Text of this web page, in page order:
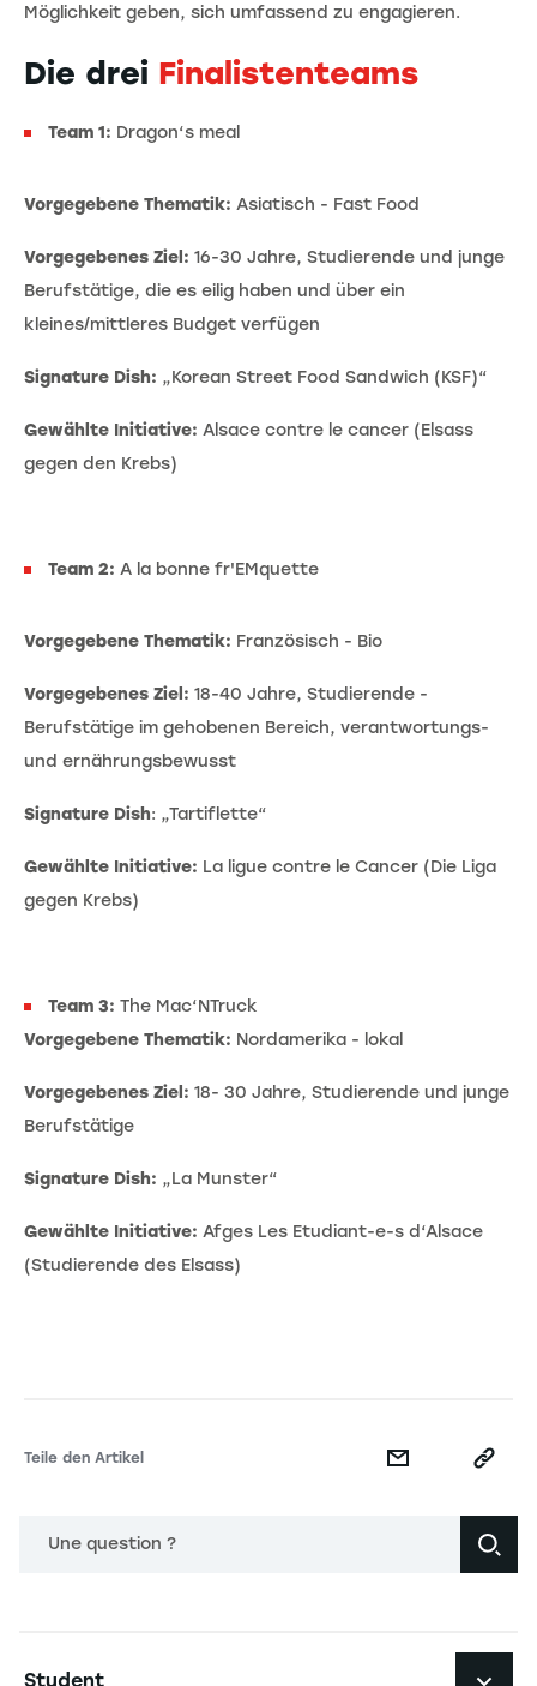
Möglichkeit geben, sich umfassend zu engagieren.
Die drei Finalistenteams
Team 1: Dragon‘s meal
Vorgegebene Thematik: Asiatisch - Fast Food
Vorgegebenes Ziel: 16-30 Jahre, Studierende und junge
Berufstätige, die es eilig haben und über ein
kleines/mittleres Budget verfügen
Signature Dish: „Korean Street Food Sandwich (KSF)“
Gewählte Initiative: Alsace contre le cancer (Elsass
gegen den Krebs)
Team 2: A la bonne fr'EMquette
Vorgegebene Thematik: Französisch - Bio
Vorgegebenes Ziel: 18-40 Jahre, Studierende -
Berufstätige im gehobenen Bereich, verantwortungs-
und ernährungsbewusst
Signature Dish: „Tartiflette“
Gewählte Initiative: La ligue contre le Cancer (Die Liga
gegen Krebs)
Team 3: The Mac‘NTruck
Vorgegebene Thematik: Nordamerika - lokal
Vorgegebenes Ziel: 18- 30 Jahre, Studierende und junge
Berufstätige
Signature Dish: „La Munster“
Gewählte Initiative: Afges Les Etudiant-e-s d‘Alsace
(Studierende des Elsass)
Teile den Artikel
Une question ?
Student